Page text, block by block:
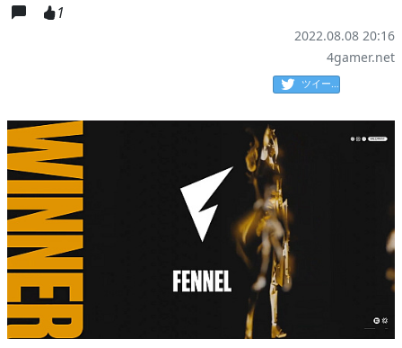
1
2022.08.08 20:16
4gamer.net
ツイート